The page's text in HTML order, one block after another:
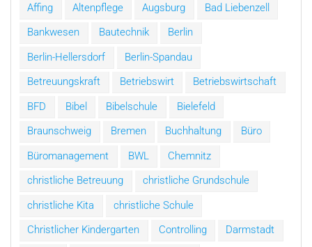
Affing Altenpflege Augsburg
Bad Liebenzell
Bankwesen
Bautechnik
Berlin
Berlin-Hellersdorf
Berlin-Spandau
Betreuungskraft
Betriebswirt
Betriebswirtschaft
BFD
Bibel Bibelschule
Bielefeld
Braunschweig
Bremen Buchhaltung
Büro
Büromanagement
BWL
Chemnitz
christliche Betreuung
christliche Grundschule
christliche Kita
christliche Schule
Christlicher Kindergarten
Controlling
Darmstadt